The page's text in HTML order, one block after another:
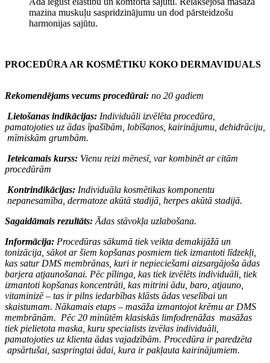
mazina muskuļu saspridzinājumu un dod pārsteidzošu
harmonijas sajūtu.
PROCEDŪRA AR KOSMĒTIKU KOKO DERMAVIDUALS
Rekomendējams vecums procedūrai: no 20 gadiem
Lietošanas indikācijas: Individuāli izvēlēta procedūra,
pamatojoties uz ādas īpašībām, lobīšanos, kairinājumu, dehidrāciju,
mīmiskām grumbām.
Ieteicamais kurss: Vienu reizi mēnesī, var kombinēt ar citām
procedūrām
Kontrindikācijas: Individuāla kosmētikas komponentu
nepanesamība, dermatoze akūtā stadijā, herpes akūtā stadijā.
Sagaidāmais rezultāts: Ādas stāvokļa uzlabošana.
Informācija: Procedūras sākumā tiek veikta demakijāžā un
tonizācija, sākot ar šiem kopšanas posmiem tiek izmantoti līdzekļi,
kas satur DMS membrānas, kuri ir nepieciešami aizsargājoša ādas
barjera atjaunošanai. Pēc pīlinga, kas tiek izvēlēts individuāli, tiek
izmantoti kopšanas koncentrāti, kas mitrini ādu, baro, atjauno,
vitaminizē – tas ir pilns iedarbības klāsts ādas veselībai un
skaistumam. Nākamais etaps – masāža izmantojot krēmu ar DMS
membrānām. Pēc 20 minūtēm klasiskās limfodrenāžas masāžas
tiek pielietota maska, kuru specialists izvēlas individuāli,
pamatojoties uz klienta ādas vajadzībām. Procedūra ir paredzēta
apsārtušai, saspringtai ādai, kura ir pakļauta kairinājumiem.